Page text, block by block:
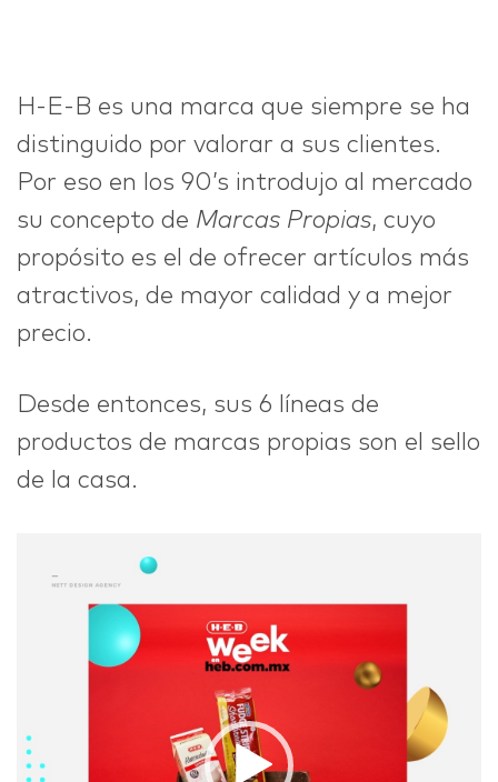
H-E-B es una marca que siempre se ha
distinguido por valorar a sus clientes.
Por eso en los 90’s introdujo al mercado
su concepto de Marcas Propias, cuyo
propósito es el de ofrecer artículos más
atractivos, de mayor calidad y a mejor
precio.
Desde entonces, sus 6 líneas de
productos de marcas propias son el sello
de la casa.
Reproductor
CONTACT
hi@nett.mx